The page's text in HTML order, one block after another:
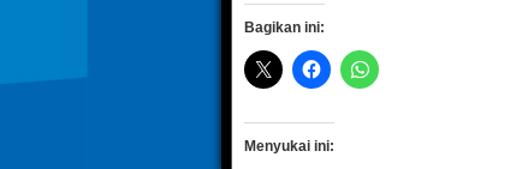
Bagikan ini:
Menyukai ini: